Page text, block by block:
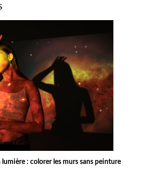
lumière : colorer les murs sans peinture